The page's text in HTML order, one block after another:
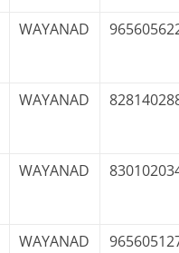
WAYANAD
WAYANAD
WAYANAD
WAYANAD